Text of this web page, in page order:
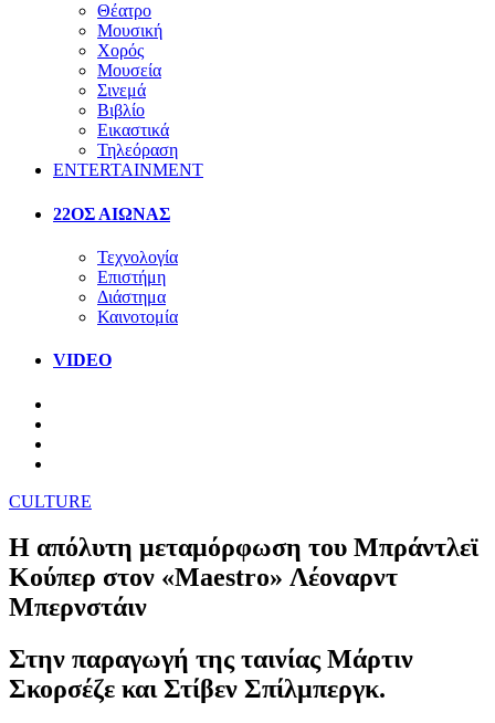
Θέατρο
Μουσική
Χορός
Μουσεία
Σινεμά
Βιβλίο
Εικαστικά
Τηλεόραση
ENTERTAINMENT
22ΟΣ ΑΙΩΝΑΣ
Τεχνολογία
Επιστήμη
Διάστημα
Καινοτομία
VIDEO
CULTURE
Η απόλυτη μεταμόρφωση του Μπράντλεϊ
Κούπερ στον «Maestro» Λέοναρντ
Μπερνστάιν
Στην παραγωγή της ταινίας Μάρτιν
Σκορσέζε και Στίβεν Σπίλμπεργκ.